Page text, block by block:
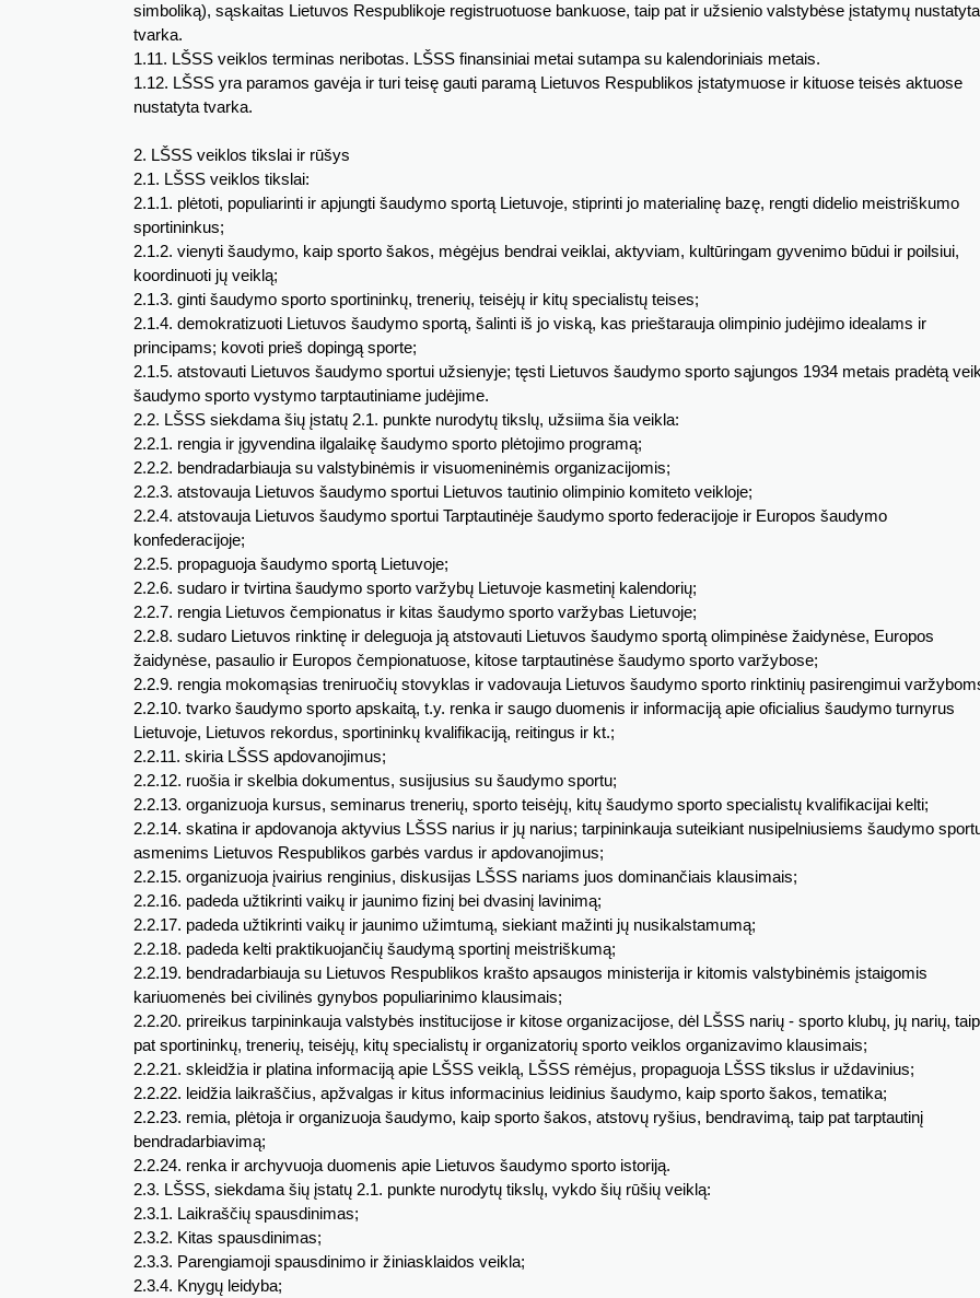
simboliką), sąskaitas Lietuvos Respublikoje registruotuose bankuose, taip pat ir užsienio valstybėse įstatymų nustatyta
tvarka.
1.11. LŠSS veiklos terminas neribotas. LŠSS finansiniai metai sutampa su kalendoriniais metais.
1.12. LŠSS yra paramos gavėja ir turi teisę gauti paramą Lietuvos Respublikos įstatymuose ir kituose teisės aktuose
nustatyta tvarka.
2. LŠSS veiklos tikslai ir rūšys
2.1. LŠSS veiklos tikslai:
2.1.1. plėtoti, populiarinti ir apjungti šaudymo sportą Lietuvoje, stiprinti jo materialinę bazę, rengti didelio meistriškumo
sportininkus;
2.1.2. vienyti šaudymo, kaip sporto šakos, mėgėjus bendrai veiklai, aktyviam, kultūringam gyvenimo būdui ir poilsiui,
koordinuoti jų veiklą;
2.1.3. ginti šaudymo sporto sportininkų, trenerių, teisėjų ir kitų specialistų teises;
2.1.4. demokratizuoti Lietuvos šaudymo sportą, šalinti iš jo viską, kas prieštarauja olimpinio judėjimo idealams ir
principams; kovoti prieš dopingą sporte;
2.1.5. atstovauti Lietuvos šaudymo sportui užsienyje; tęsti Lietuvos šaudymo sporto sąjungos 1934 metais pradėtą
šaudymo sporto vystymo tarptautiniame judėjime.
2.2. LŠSS siekdama šių įstatų 2.1. punkte nurodytų tikslų, užsiima šia veikla:
2.2.1. rengia ir įgyvendina ilgalaikę šaudymo sporto plėtojimo programą;
2.2.2. bendradarbiauja su valstybinėmis ir visuomeninėmis organizacijomis;
2.2.3. atstovauja Lietuvos šaudymo sportui Lietuvos tautinio olimpinio komiteto veikloje;
2.2.4. atstovauja Lietuvos šaudymo sportui Tarptautinėje šaudymo sporto federacijoje ir Europos šaudymo
konfederacijoje;
2.2.5. propaguoja šaudymo sportą Lietuvoje;
2.2.6. sudaro ir tvirtina šaudymo sporto varžybų Lietuvoje kasmetinį kalendorių;
2.2.7. rengia Lietuvos čempionatus ir kitas šaudymo sporto varžybas Lietuvoje;
2.2.8. sudaro Lietuvos rinktinę ir deleguoja ją atstovauti Lietuvos šaudymo sportą olimpinėse žaidynėse, Europos
žaidynėse, pasaulio ir Europos čempionatuose, kitose tarptautinėse šaudymo sporto varžybose;
2.2.9. rengia mokomąsias treniruočių stovyklas ir vadovauja Lietuvos šaudymo sporto rinktinių pasirengimui
2.2.10. tvarko šaudymo sporto apskaitą, t.y. renka ir saugo duomenis ir informaciją apie oficialius šaudymo turnyrus
Lietuvoje, Lietuvos rekordus, sportininkų kvalifikaciją, reitingus ir kt.;
2.2.11. skiria LŠSS apdovanojimus;
2.2.12. ruošia ir skelbia dokumentus, susijusius su šaudymo sportu;
2.2.13. organizuoja kursus, seminarus trenerių, sporto teisėjų, kitų šaudymo sporto specialistų kvalifikacijai kelti;
2.2.14. skatina ir apdovanoja aktyvius LŠSS narius ir jų narius; tarpininkauja suteikiant nusipelniusiems šaudymo
asmenims Lietuvos Respublikos garbės vardus ir apdovanojimus;
2.2.15. organizuoja įvairius renginius, diskusijas LŠSS nariams juos dominančiais klausimais;
2.2.16. padeda užtikrinti vaikų ir jaunimo fizinį bei dvasinį lavinimą;
2.2.17. padeda užtikrinti vaikų ir jaunimo užimtumą, siekiant mažinti jų nusikalstamumą;
2.2.18. padeda kelti praktikuojančių šaudymą sportinį meistriškumą;
2.2.19. bendradarbiauja su Lietuvos Respublikos krašto apsaugos ministerija ir kitomis valstybinėmis įstaigomis
kariuomenės bei civilinės gynybos populiarinimo klausimais;
2.2.20. prireikus tarpininkauja valstybės institucijose ir kitose organizacijose, dėl LŠSS narių - sporto klubų, jų narių, taip
pat sportininkų, trenerių, teisėjų, kitų specialistų ir organizatorių sporto veiklos organizavimo klausimais;
2.2.21. skleidžia ir platina informaciją apie LŠSS veiklą, LŠSS rėmėjus, propaguoja LŠSS tikslus ir uždavinius;
2.2.22. leidžia laikraščius, apžvalgas ir kitus informacinius leidinius šaudymo, kaip sporto šakos, tematika;
2.2.23. remia, plėtoja ir organizuoja šaudymo, kaip sporto šakos, atstovų ryšius, bendravimą, taip pat tarptautinį
bendradarbiavimą;
2.2.24. renka ir archyvuoja duomenis apie Lietuvos šaudymo sporto istoriją.
2.3. LŠSS, siekdama šių įstatų 2.1. punkte nurodytų tikslų, vykdo šių rūšių veiklą:
2.3.1. Laikraščių spausdinimas;
2.3.2. Kitas spausdinimas;
2.3.3. Parengiamoji spausdinimo ir žiniasklaidos veikla;
2.3.4. Knygų leidyba;